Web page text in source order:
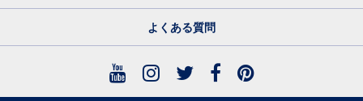
よくある質問